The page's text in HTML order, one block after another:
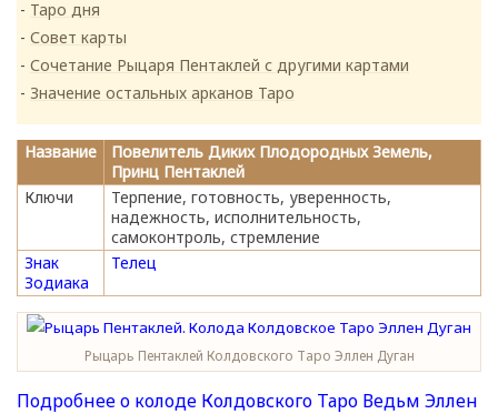
Таро дня
Совет карты
Сочетание Рыцаря Пентаклей с другими картами
Значение остальных арканов Таро
Название
Повелитель Диких Плодородных Земель,
Принц Пентаклей
Ключи
Терпение, готовность, уверенность,
надежность, исполнительность,
самоконтроль, стремление
Знак
Зодиака
Телец
Рыцарь Пентаклей Колдовского Таро Эллен Дуган
Подробнее о колоде Колдовского Таро Ведьм Эллен